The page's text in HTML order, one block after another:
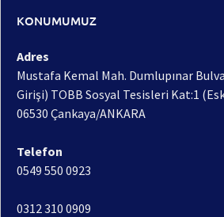
KONUMUMUZ
Adres
Mustafa Kemal Mah. Dumlupınar
Girişi) TOBB Sosyal Tesisleri Kat:1
06530 Çankaya/ANKARA
Telefon
0549 550 0923
0312 310 0909